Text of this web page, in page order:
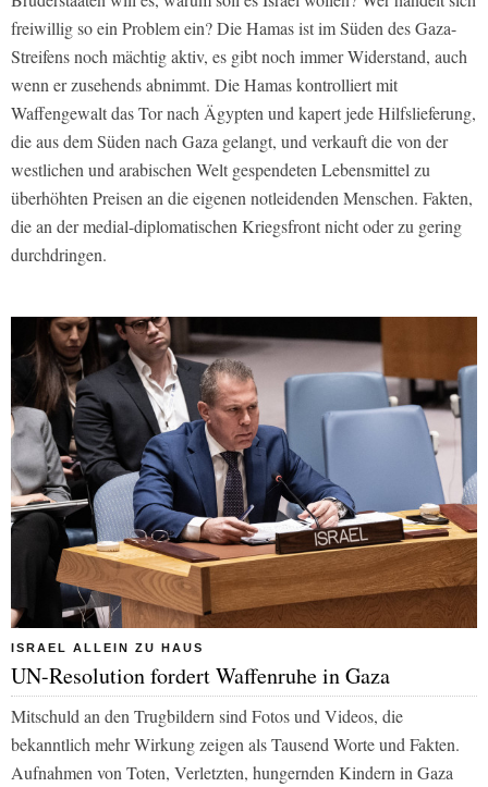
freiwillig so ein Problem ein? Die Hamas ist im Süden des Gaza-
Streifens noch mächtig aktiv, es gibt noch immer Widerstand, auch
wenn er zusehends abnimmt. Die Hamas kontrolliert mit
Waffengewalt das Tor nach Ägypten und kapert jede Hilfslieferung,
die aus dem Süden nach Gaza gelangt, und verkauft die von der
westlichen und arabischen Welt gespendeten Lebensmittel zu
überhöhten Preisen an die eigenen notleidenden Menschen. Fakten,
die an der medial-diplomatischen Kriegsfront nicht oder zu gering
durchdringen.
ISRAEL ALLEIN ZU HAUS
UN-Resolution fordert Waffenruhe in Gaza
Mitschuld an den Trugbildern sind Fotos und Videos, die
bekanntlich mehr Wirkung zeigen als Tausend Worte und Fakten.
Aufnahmen von Toten, Verletzten, hungernden Kindern in Gaza